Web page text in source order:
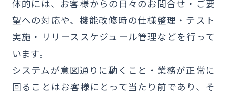
体的には、お客様からの日々のお問合せ・ご要
望への対応や、機能改修時の仕様整理・テスト
実施・リリーススケジュール管理などを行って
います。
システムが意図通りに動くこと・業務が正常に
回ることはお客様にとって当たり前であり、そ